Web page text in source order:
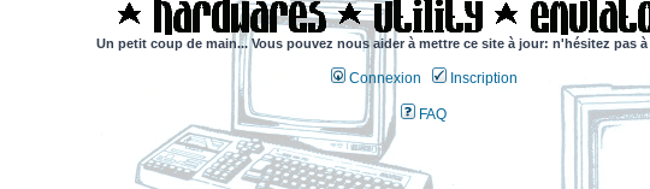
Un petit coup de main... Vous pouvez nous aider à mettre ce site à jour: n'hésitez pas à
Connexion Inscription
FAQ